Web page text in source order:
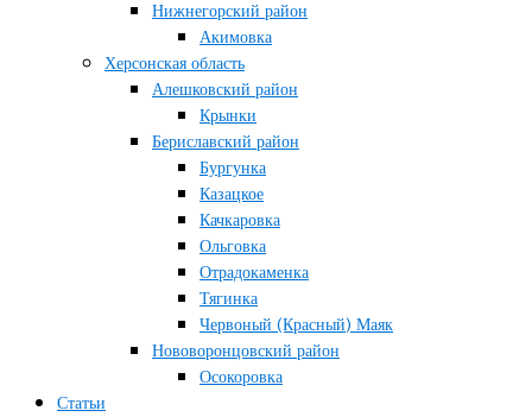
Нижнегорский район
Акимовка
Херсонская область
Алешковский район
Крынки
Бериславский район
Бургунка
Казацкое
Качкаровка
Ольговка
Отрадокаменка
Тягинка
Червоный (Красный) Маяк
Нововоронцовский район
Осокоровка
Статьи